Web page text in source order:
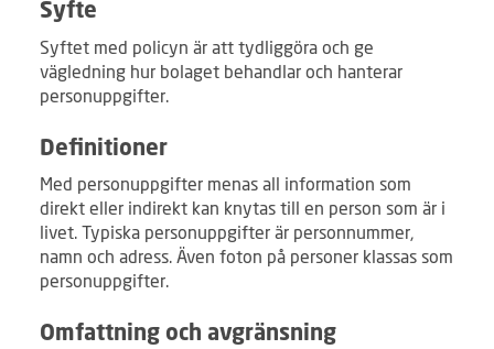
Syfte
Syftet med policyn är att tydliggöra och ge
vägledning hur bolaget behandlar och hanterar
personuppgifter.
Definitioner
Med personuppgifter menas all information som
direkt eller indirekt kan knytas till en person som är i
livet. Typiska personuppgifter är personnummer,
namn och adress. Även foton på personer klassas som
personuppgifter.
Omfattning och avgränsning